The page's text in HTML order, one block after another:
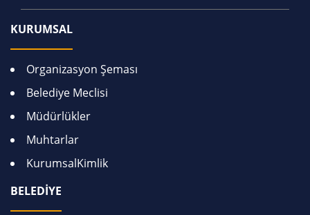
KURUMSAL
Organizasyon Şeması
Belediye Meclisi
Müdürlükler
Muhtarlar
KurumsalKimlik
BELEDİYE